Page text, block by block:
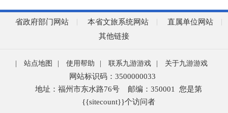
省政府部门网站 本省文旅系统网站
直属单位网站
其他链接
站点地图 使用帮助 联系九游游戏 关于九游游戏
网站标识码：3500000033
地址：福州市东水路76号
邮编：350001
您是第
{{sitecount}}个访问者